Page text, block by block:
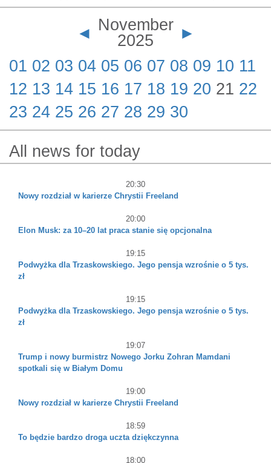
asesinó en Colombia a un
durante estudio bíblico
◄ November
2025
►
01 02 03 04 05 06 07 08 09 10 11
12 13 14 15 16 17 18 19 20 21 22
23 24 25 26 27 28 29 30
All news for today
20:30
Nowy rozdział w karierze Chrystii Freeland
20:00
Elon Musk: za 10–20 lat praca stanie się opcjonalna
19:15
Podwyżka dla Trzaskowskiego. Jego pensja wzrośnie o 5 tys.
zł
19:15
Podwyżka dla Trzaskowskiego. Jego pensja wzrośnie o 5 tys.
zł
19:07
Trump i nowy burmistrz Nowego Jorku Zohran Mamdani
spotkali się w Białym Domu
19:00
Nowy rozdział w karierze Chrystii Freeland
18:59
To będzie bardzo droga uczta dziękczynna
18:00